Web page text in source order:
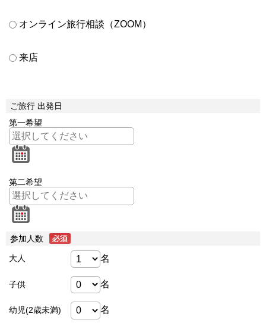
オンライン旅行相談（ZOOM）
来店
ご旅行 出発日
第一希望
第二希望
参加人数
大人 名
子供 名
幼児(2歳未満) 名